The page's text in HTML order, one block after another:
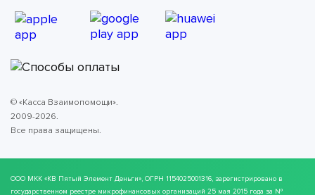
© «Касса Взаимопомощи».
2009-2026.
Все права защищены.
ООО МКК «КВ Пятый Элемент Деньги», ОГРН 1154025001316, зарегистрировано в
государственном реестре микрофинансовых организаций 25 мая 2015 года за №